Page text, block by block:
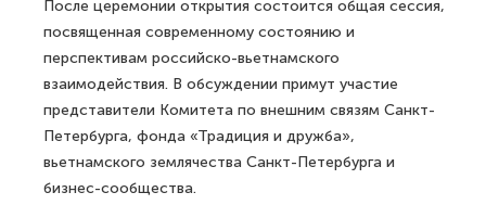
После церемонии открытия состоится общая сессия,
посвященная современному состоянию и
перспективам российско-вьетнамского
взаимодействия. В обсуждении примут участие
представители Комитета по внешним связям Санкт-
Петербурга, фонда «Традиция и дружба»,
вьетнамского землячества Санкт-Петербурга и
бизнес-сообщества.